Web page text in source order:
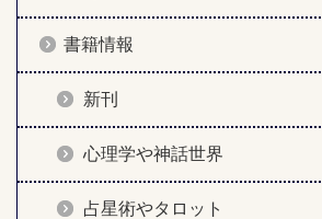
書籍情報
新刊
心理学や神話世界
占星術やタロット